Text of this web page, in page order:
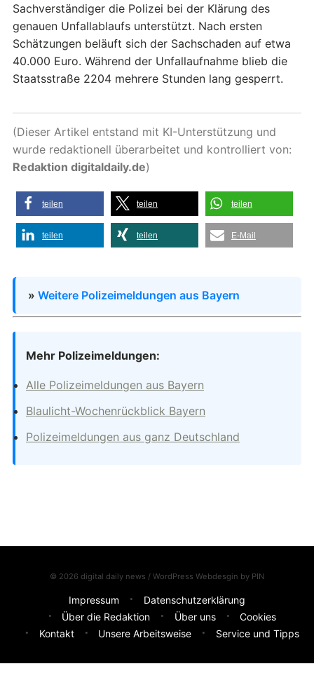
Sachverständiger die Polizei bei der Klärung des
genauen Unfallablaufs unterstützt. Nach ersten
Schätzungen beläuft sich der Sachschaden auf etwa
40.000 Euro. Während der Unfallaufnahme blieb die
Staatsstraße 2204 mehrere Stunden lang gesperrt.
(Dieser Artikel entstand mit KI-Unterstützung und
wurde redaktionell überarbeitet und kontrolliert von:
Redaktion digitaldaily.de)
teilen teilen teilen
teilen teilen E-Mail
» Weitere Polizeimeldungen aus Bayern
Mehr Polizeimeldungen:
Alle Polizeimeldungen aus Bayern
Blaulicht-Wochenrückblick Bayern
Polizeimeldungen aus ganz Deutschland
© 2026 digital daily news / WordPress Webdesgin by PIN
Impressum
Datenschutzerklärung
Über die Redaktion
Über uns
Cookies
Kontakt
Unsere Arbeitsweise Service und Tipps